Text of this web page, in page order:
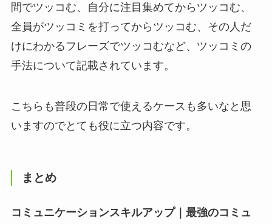
間でツッコむ、自分に注目集めてからツッコむ、
全員がツッコミを打ってからツッコむ、その人だ
けにわかるフレーズでツッコむなど、ツッコミの
手法について記載されています。
こちらも普段の日常で使えるケースも多いなと思
いますのでとても役に立つ内容です。
まとめ
コミュニケーションスキルアップ｜最強のコミュ